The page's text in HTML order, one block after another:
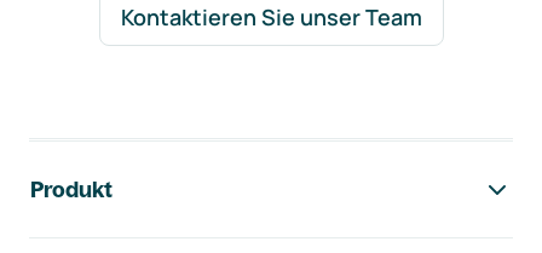
Kontaktieren Sie unser Team
Produkt